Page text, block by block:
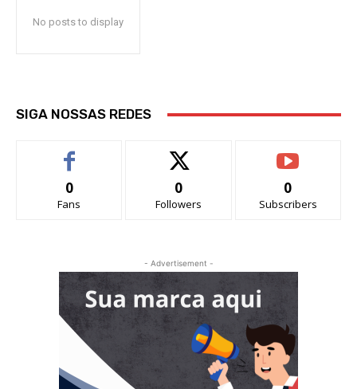
No posts to display
SIGA NOSSAS REDES
0
Fans
0
Followers
0
Subscribers
- Advertisement -